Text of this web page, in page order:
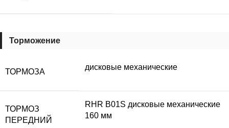
Торможение
ТОРМОЗА
дисковые механические
ТОРМОЗ
ПЕРЕДНИЙ
RHR B01S дисковые механические
160 мм